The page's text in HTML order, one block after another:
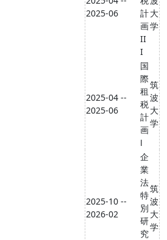
2025-06
計
画
II
I
大
学
2025-04 --
2025-06
国
際
租
税
計
画
Ⅰ
筑
波
大
学
2025-10 --
2026-02
企
業
法
特
別
研
究
筑
波
大
学